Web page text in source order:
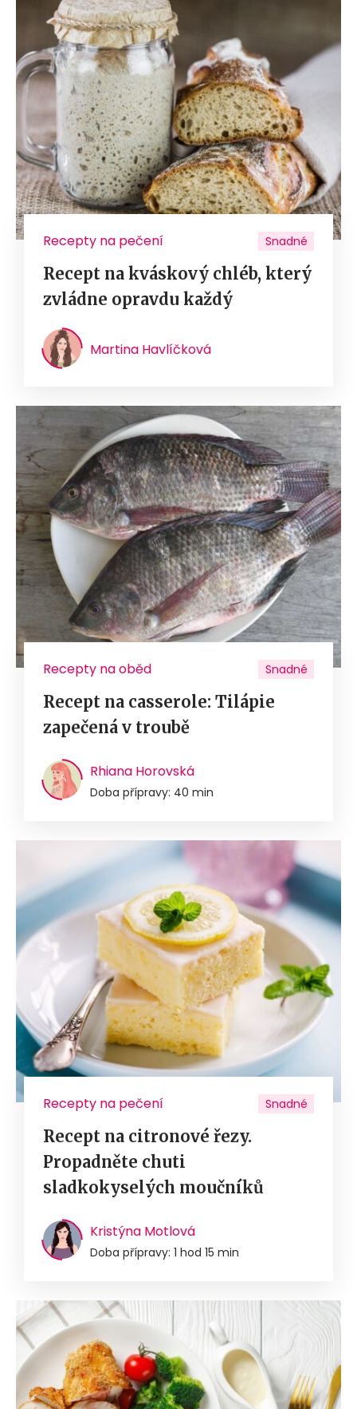
Recepty na pečení Snadné
Recept na kváskový chléb, který
zvládne opravdu každý
Martina Havlíčková
Recepty na oběd Snadné
Recept na casserole: Tilápie
zapečená v troubě
Rhiana Horovská
Doba přípravy: 40 min
Recepty na pečení Snadné
Recept na citronové řezy.
Propadněte chuti
sladkokyselých moučníků
Kristýna Motlová
Doba přípravy: 1 hod 15 min